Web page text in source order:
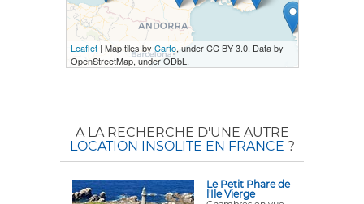
Leaflet| Map tiles by Carto, under CC BY 3.0. Data by
OpenStreetMap, under ODbL.
A LA RECHERCHE D'UNE AUTRE
LOCATION INSOLITE EN FRANCE ?
Le Petit Phare de
l'Ile Vierge